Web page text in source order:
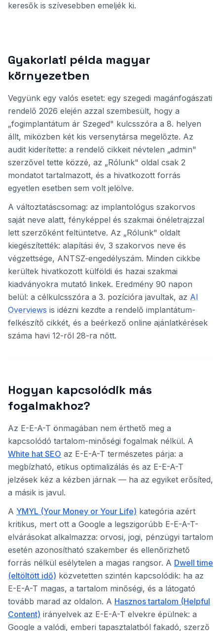
keresők is szívesebben emeljék ki.
Gyakorlati példa magyar
környezetben
Vegyünk egy valós esetet: egy szegedi magánfogászati
rendelő 2026 elején azzal szembesült, hogy a
„fogimplantátum ár Szeged" kulcsszóra a 8. helyen
állt, miközben két kis versenytársa megelőzte. Az
audit kiderítette: a rendelő cikkeit névtelen „admin"
szerzővel tette közzé, az „Rólunk" oldal csak 2
mondatot tartalmazott, és a hivatkozott forrás
egyetlen esetben sem volt jelölve.
A változtatáscsomag: az implantológus szakorvos
saját neve alatt, fényképpel és szakmai önéletrajzzal
lett szerzőként feltüntetve. Az „Rólunk" oldalt
kiegészítették: alapítási év, 3 szakorvos neve és
végzettsége, ANTSZ-engedélyszám. Minden cikkbe
kerültek hivatkozott külföldi és hazai szakmai
kiadványokra mutató linkek. Eredmény 90 napon
belül: a célkulcsszóra a 3. pozícióra javultak, az AI
Overviews is idézni kezdte a rendelő implantátum-
felkészítő cikkét, és a beérkező online ajánlatkérések
száma havi 12-ről 28-ra nőtt.
Hogyan kapcsolódik más
fogalmakhoz?
Az E-E-A-T önmagában nem érthető meg a
kapcsolódó tartalom-minőségi fogalmak nélkül. A
White hat SEO az E-E-A-T természetes párja: a
megbízható, etikus optimalizálás és az E-E-A-T
jelzések kéz a kézben járnak — ha az egyiket erősíted,
a másik is javul.
A YMYL (Your Money or Your Life) kategória azért
kritikus, mert ott a Google a legszigorúbb E-E-A-T-
elvárásokat alkalmazza: orvosi, jogi, pénzügyi tartalom
esetén azonosítható szakember és ellenőrizhető
forrás nélkül esélytelen a magas rangsor. A Dwell time
(eltöltött idő) közvetetten szintén kapcsolódik: ha az
E-E-A-T magas, a tartalom minőségi, és a látogató
tovább marad az oldalon. A Hasznos tartalom (Helpful
Content) irányelvek az E-E-A-T elvekre épülnek: a
Google a valódi, emberi tapasztalatból fakadó, szerző